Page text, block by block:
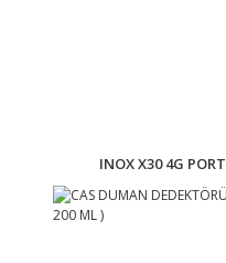
INOX X30 4G